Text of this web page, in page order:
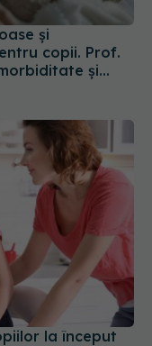
copii. Prof.
și
la început